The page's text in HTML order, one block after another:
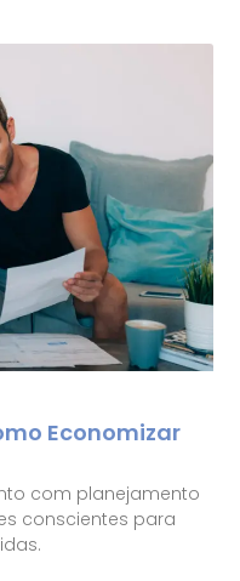
Economizar
com planejamento
conscientes para